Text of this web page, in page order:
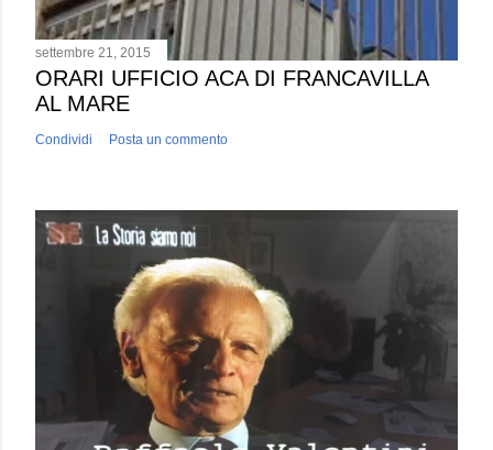
settembre 21, 2015
ORARI UFFICIO ACA DI FRANCAVILLA
AL MARE
Condividi Posta un commento